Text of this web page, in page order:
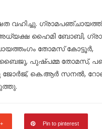
വഹിച്ചു.
ഹൈമി ബോബി,
തോമസ് കോട്ടൂർ,
ബൈജു, പുഷ്പമ്മ തോമസ്,
ബാബു ജോർജ്, കെ.ആർ സനൽ,
Pin to pinterest